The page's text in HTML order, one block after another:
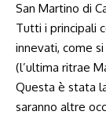
San Martino di
Tutti i principali
innevati, come
(l’ultima ritrae
Questa è stata
saranno altre